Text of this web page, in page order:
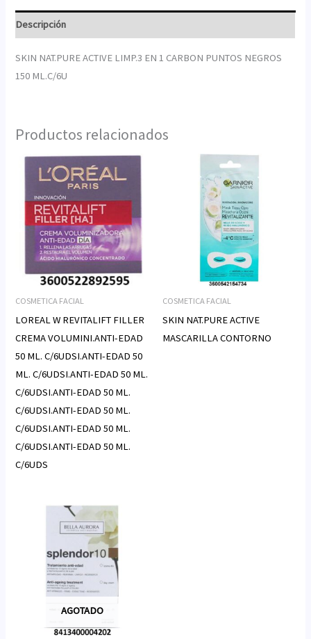
Descripción
SKIN NAT.PURE ACTIVE LIMP.3 EN 1 CARBON PUNTOS NEGROS
150 ML.C/6U
Productos relacionados
COSMETICA FACIAL
LOREAL W REVITALIFT FILLER
CREMA VOLUMINI.ANTI-EDAD
50 ML. C/6UDSI.ANTI-EDAD 50
ML. C/6UDSI.ANTI-EDAD 50 ML.
C/6UDSI.ANTI-EDAD 50 ML.
C/6UDSI.ANTI-EDAD 50 ML.
C/6UDSI.ANTI-EDAD 50 ML.
C/6UDSI.ANTI-EDAD 50 ML.
C/6UDS
COSMETICA FACIAL
SKIN NAT.PURE ACTIVE
MASCARILLA CONTORNO
AGOTADO